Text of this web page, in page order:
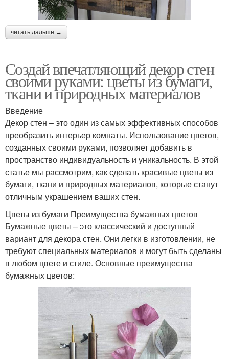
читать дальше →
Создай впечатляющий декор стен
своими руками: цветы из бумаги,
ткани и природных материалов
Введение
Декор стен – это один из самых эффективных способов
преобразить интерьер комнаты. Использование цветов,
созданных своими руками, позволяет добавить в
пространство индивидуальность и уникальность. В этой
статье мы рассмотрим, как сделать красивые цветы из
бумаги, ткани и природных материалов, которые станут
отличным украшением ваших стен.
Цветы из бумаги Преимущества бумажных цветов
Бумажные цветы – это классический и доступный
вариант для декора стен. Они легки в изготовлении, не
требуют специальных материалов и могут быть сделаны
в любом цвете и стиле. Основные преимущества
бумажных цветов: